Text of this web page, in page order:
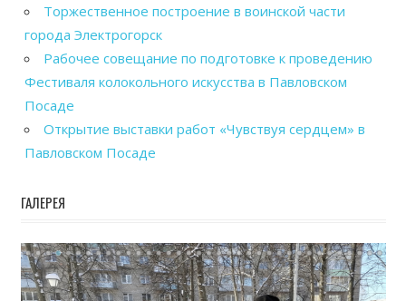
Торжественное построение в воинской части
города Электрогорск
Рабочее совещание по подготовке к проведению
Фестиваля колокольного искусства в Павловском
Посаде
Открытие выставки работ «Чувствуя сердцем» в
Павловском Посаде
ГАЛЕРЕЯ